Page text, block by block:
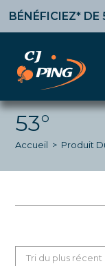
DE 5%
53°
Accueil > Produit
Tri du plus récent